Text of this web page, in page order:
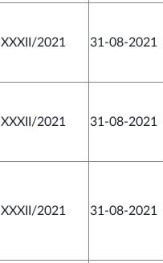
XXXII/2021 31-08-2021
XXXII/2021 31-08-2021
XXXII/2021 31-08-2021